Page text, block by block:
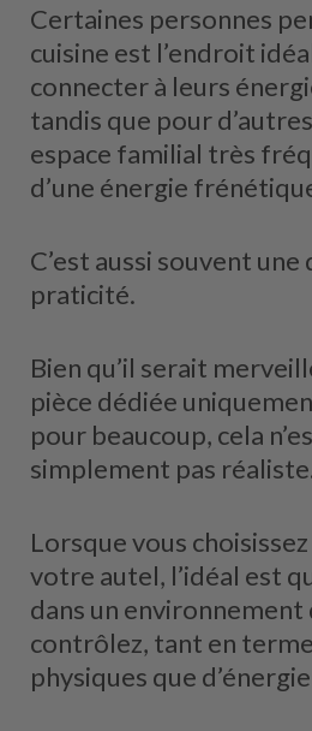
Certaines personnes
cuisine est l’endroit
connecter à leurs
tandis que pour
espace familial très
d’une énergie
C’est aussi souvent
praticité.
Bien qu’il serait
pièce dédiée
pour beaucoup, cela
simplement pas
Lorsque vous
votre autel, l’idéal est
dans un environnement
contrôlez, tant en
physiques que